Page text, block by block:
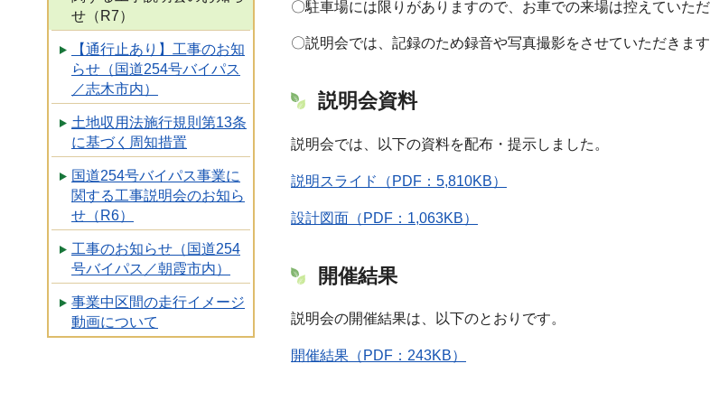
せ（R7）
【通行止あり】工事のお知
らせ（国道254号バイパス
／志木市内）
土地収用法施行規則第13条
に基づく周知措置
国道254号バイパス事業に
関する工事説明会のお知ら
せ（R6）
工事のお知らせ（国道254
号バイパス／朝霞市内）
事業中区間の走行イメージ
動画について
〇駐車場には限りがありますので、お車での来場は控えていた
〇説明会では、記録のため録音や写真撮影をさせていただきま
説明会資料
説明会では、以下の資料を配布・提示しました。
説明スライド（PDF：5,810KB）
設計図面（PDF：1,063KB）
開催結果
説明会の開催結果は、以下のとおりです。
開催結果（PDF：243KB）